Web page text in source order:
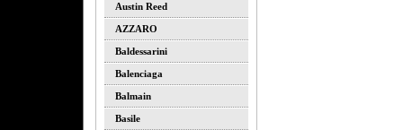
Austin Reed
AZZARO
Baldessarini
Balenciaga
Balmain
Basile